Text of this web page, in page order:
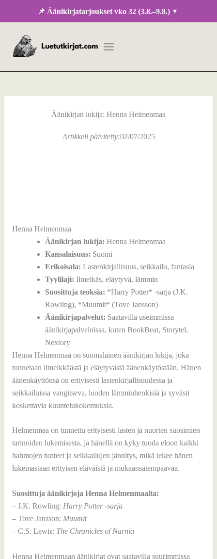
📌 Äänikirjatarjoukset vko 32 (3.8.–9.8.) ▾
Äänikirjan lukija: Henna Helmenmaa
Artikkeli päivitetty:02/07/2025
Henna Helmenmaa
Äänikirjan lukija: Henna Helmenmaa
Kansalaisuus: Suomi
Erikoisala: Lastenkirjallisuus, seikkailu, fantasia
Tyylilaji: Ilmeikäs, eläytyvä, lämmin
Suosittuja teoksia: *Harry Potter* -sarja (J.K.
Rowling), *Muumit* (Tove Jansson)
Äänikirjapalvelut: Saatavilla useimmissa
äänikirjapalveluissa, kuten BookBeat, Storytel,
Nextory
Henna Helmenmaa on suomalainen äänikirjan lukija, joka
tunnetaan ilmeikkäästä ja eläytyvästä äänenkäytöstään. Hänen
äänenkäyttönsä on erityisesti lastenkirjallisuudessa ja
seikkailuissa vangitseva, luoden lämminhenkisiä ja syvästi
koskettavia kuuntelukokemuksia.
Helmenmaa on tunnettu erityisesti lasten ja nuorten suosimien
tarinoiden lukemisesta, ja hänellä on kyky tuoda eloon kaikki
hahmojen tunteet ja seikkailujen jännitys, mikä tekee hänen
lukemastaan erityisen eläväistä ja mukaansatempaavaa.
Suosittuja äänikirjoja Henna Helmenmaalta:
– J.K. Rowling: Harry Potter -sarja
– Tove Jansson: Muumit
– C.S. Lewis: The Chronicles of Narnia
Henna Helmenmaan äänikirjat ovat saatavilla suurimmissa